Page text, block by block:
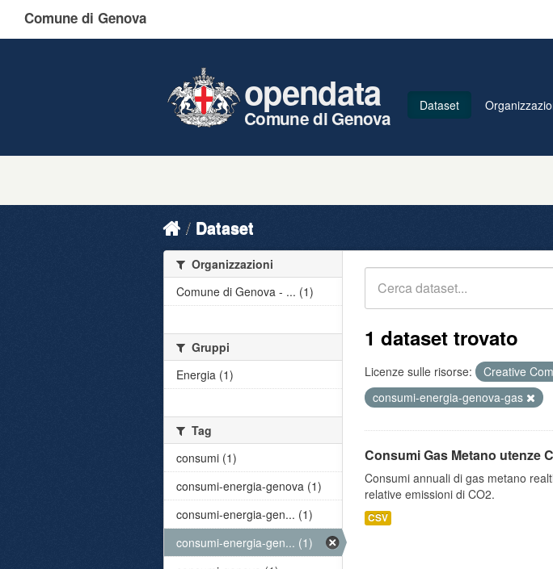
Comune di Genova
opendata
Comune di Genova
Dataset
Dataset
1 dataset trovato
Licenze sulle risorse: Creative
consumi-energia-genova-gas
Consumi Gas Metano utenze
Consumi annuali di gas metano
relative emissioni di CO2.
CSV
Organizzazioni
Comune di Genova - ... (1)
Gruppi
Energia (1)
Tag
consumi (1)
consumi-energia-genova (1)
consumi-energia-gen... (1)
consumi-energia-gen... (1)